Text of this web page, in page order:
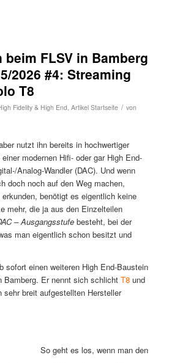
beim FLSV in Bamberg
2026 #4: Streaming
T8
Fidelity & High End, Artikel Startseite / von
nutzt ihn bereits in hochwertiger
modernen Hifi- oder gar High End-
Analog-Wandler (DAC). Und wenn
doch noch auf den Weg machen,
benötigt es eigentlich keine
mehr, die ja aus den Einzelteilen
– Ausgangsstufebesteht, bei der
man eigentlich schon besitzt und
sofort einen weiteren High End-Baustein
Bamberg. Er nennt sich schlicht T8und
breit aufgestellten Hersteller
So geht es los, wenn man den